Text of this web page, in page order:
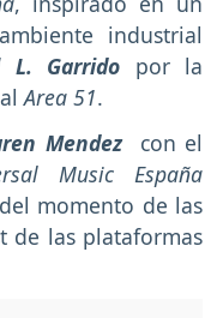
industrial
L. Garrido por la
Area 51.
Mendez
con el
Music España
momento de las
de las plataformas